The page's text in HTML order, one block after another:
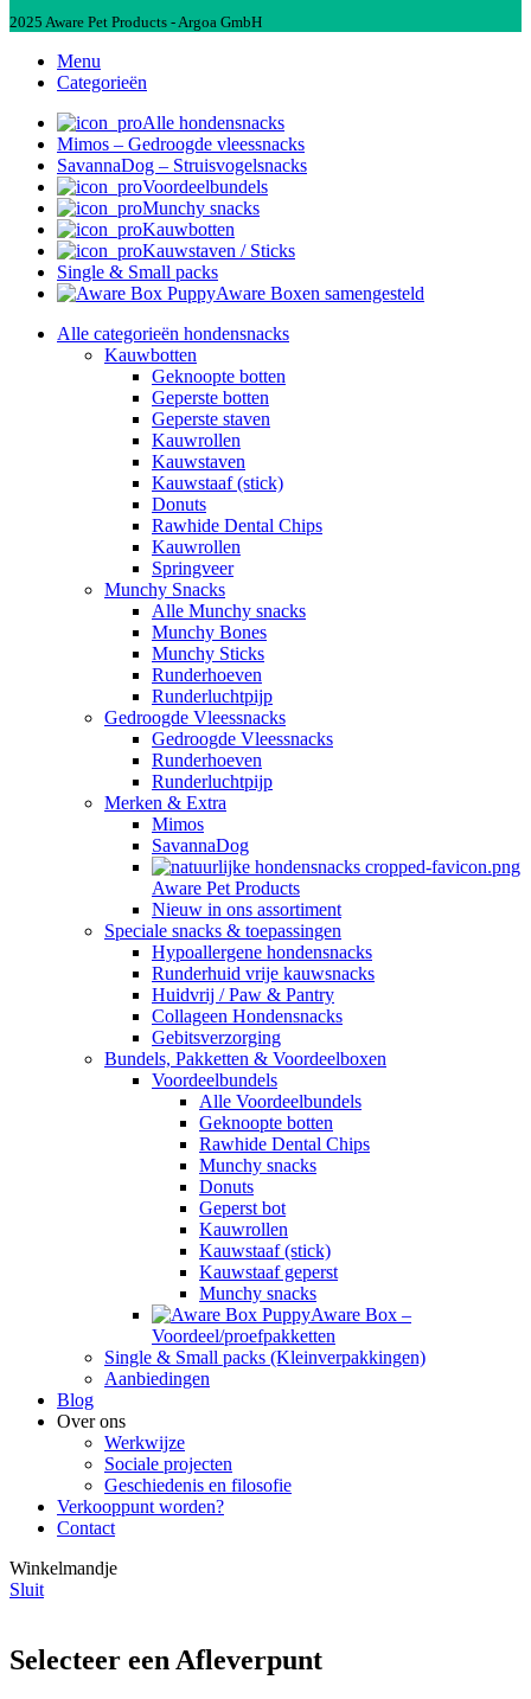
2025 Aware Pet Products - Argoa GmbH
Menu
Categorieën
Alle hondensnacks
Mimos – Gedroogde vleessnacks
SavannaDog – Struisvogelsnacks
Voordeelbundels
Munchy snacks
Kauwbotten
Kauwstaven / Sticks
Single & Small packs
Aware Boxen samengesteld
Alle categorieën hondensnacks
Kauwbotten
Geknoopte botten
Geperste botten
Geperste staven
Kauwrollen
Kauwstaven
Kauwstaaf (stick)
Donuts
Rawhide Dental Chips
Kauwrollen
Springveer
Munchy Snacks
Alle Munchy snacks
Munchy Bones
Munchy Sticks
Runderhoeven
Runderluchtpijp
Gedroogde Vleessnacks
Gedroogde Vleessnacks
Runderhoeven
Runderluchtpijp
Merken & Extra
Mimos
SavannaDog
Aware Pet Products
Nieuw in ons assortiment
Speciale snacks & toepassingen
Hypoallergene hondensnacks
Runderhuid vrije kauwsnacks
Huidvrij / Paw & Pantry
Collageen Hondensnacks
Gebitsverzorging
Bundels, Pakketten & Voordeelboxen
Voordeelbundels
Alle Voordeelbundels
Geknoopte botten
Rawhide Dental Chips
Munchy snacks
Donuts
Geperst bot
Kauwrollen
Kauwstaaf (stick)
Kauwstaaf geperst
Munchy snacks
Aware Box –
Voordeel/proefpakketten
Single & Small packs (Kleinverpakkingen)
Aanbiedingen
Blog
Over ons
Werkwijze
Sociale projecten
Geschiedenis en filosofie
Verkooppunt worden?
Contact
Winkelmandje
Sluit
Selecteer een Afleverpunt